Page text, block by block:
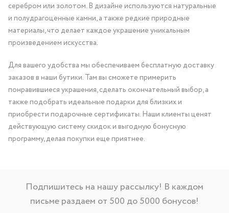
серебром или золотом. В дизайне используются натуральные
и полудрагоценные камни, а также редкие природные
материалы, что делает каждое украшение уникальным
произведением искусства.
Для вашего удобства мы обеспечиваем бесплатную доставку
заказов в наши бутики. Там вы сможете примерить
понравившиеся украшения, сделать окончательный выбор, а
также подобрать идеальные подарки для близких и
приобрести подарочные сертификаты. Наши клиенты ценят
действующую систему скидок и выгодную бонусную
программу, делая покупки еще приятнее.
Подпишитесь на нашу рассылку! В каждом
письме раздаем от 500 до 5000 бонусов!